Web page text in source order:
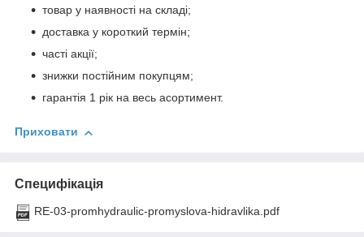
товар у наявності на складі;
доставка у короткий термін;
часті акції;
знижки постійним покупцям;
гарантія 1 рік на весь асортимент.
Приховати
Специфікація
RE-03-promhydraulic-promyslova-hidravlika.pdf